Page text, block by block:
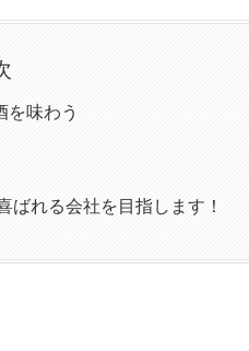
を味わう
ばれる会社を目指します！